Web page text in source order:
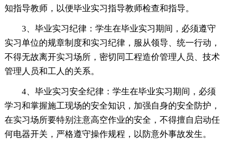
知指导教师，以便毕业实习指导教师检查和指导。
3、毕业实习纪律：学生在毕业实习期间，必须遵守
实习单位的规章制度和实习纪律，服从领导、统一行动，
不得无故离开实习场所，密切同工程造价管理人员、技术
管理人员和工人的关系。
4、毕业实习安全纪律：学生在毕业实习期间，必须
学习和掌握施工现场的安全知识，加强自身的安全防护，
在实习场所要特别注意高空作业的安全，不得擅自启动任
何电器开关，严格遵守操作规程，以防意外事故发生。